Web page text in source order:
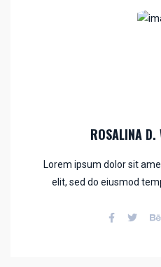
ROSALINA D.
Lorem ipsum dolor sit
elit, sed do eiusmod